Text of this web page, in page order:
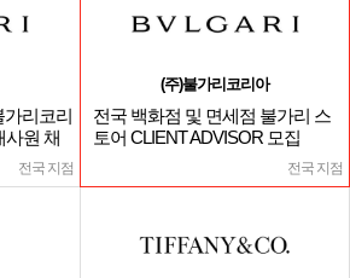
가리코리
사원 채
전국 지점
(주)불가리코리아
전국 백화점 및 면세점 불가리 스
토어 CLIENT ADVISOR 모집
전국 지점